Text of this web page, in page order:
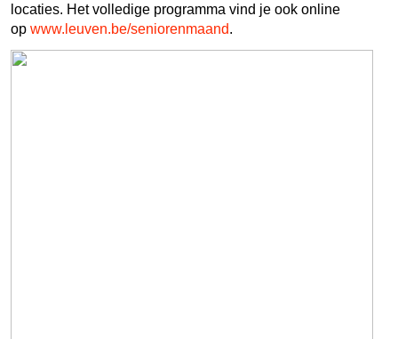
locaties. Het volledige programma vind je ook online
op www.leuven.be/seniorenmaand.